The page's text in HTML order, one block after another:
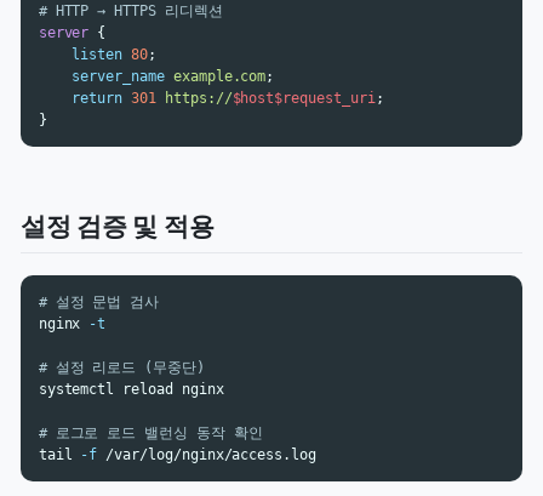
# HTTP → HTTPS 리디렉션
server {
listen 80;
server_name example.com;
return 301 https://$host$request_uri ;
}
설정 검증 및 적용
# 설정 문법 검사
nginx
-t
# 설정 리로드 (무중단)
systemctl reload nginx
# 로그로 로드 밸런싱 동작 확인
tail
-f